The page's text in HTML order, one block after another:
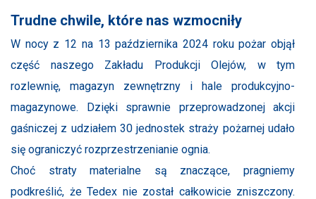
Trudne chwile, które nas wzmocniły
W nocy z 12 na 13 października 2024 roku pożar objął
część naszego Zakładu Produkcji Olejów, w tym
rozlewnię, magazyn zewnętrzny i hale produkcyjno-
magazynowe. Dzięki sprawnie przeprowadzonej akcji
gaśniczej z udziałem 30 jednostek straży pożarnej udało
się ograniczyć rozprzestrzenianie ognia.
Choć straty materialne są znaczące, pragniemy
podkreślić, że Tedex nie został całkowicie zniszczony.